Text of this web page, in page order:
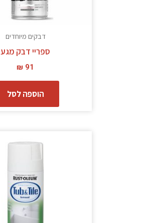
דבקים מיוחדים
ספריי דבק מגע
₪ 91
הוספה לסל